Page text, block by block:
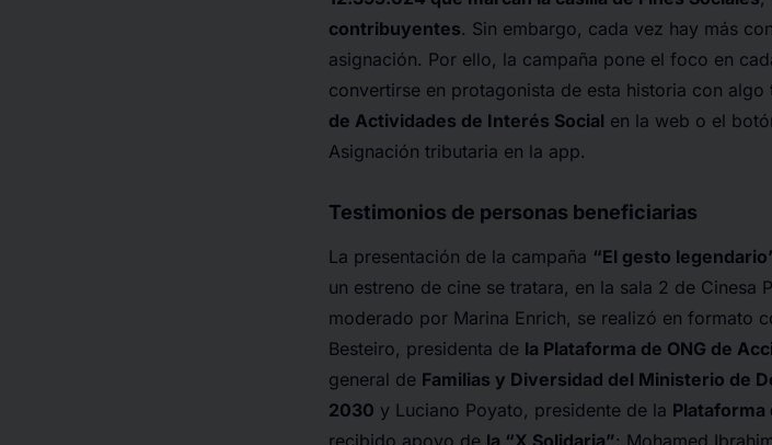
contribuyentes. Sin embargo, cada vez hay más
asignación. Por ello, la campaña pone el foco en
convertirse en protagonista de esta historia con
de Actividades de Interés Social en la web o el
Asignación tributaria en la app.
Testimonios de personas beneficiarias
La presentación de la campaña “El gesto
un estreno de cine se tratara, en la sala 2 de Cinesa
moderado por Marina Enrich, se realizó en formato
Besteiro, presidenta de la Plataforma de ONG de
general de Familias y Diversidad del Ministerio de
2030 y Luciano Poyato, presidente de la Plataforma
recibido apoyo de la “X Solidaria”: Mohamed